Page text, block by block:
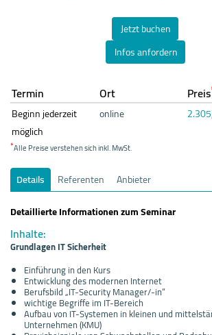
Jetzt buchen
Infos anfordern
Termin Ort Preis
Beginn jederzeit
möglich
online
*Alle Preise verstehen sich inkl. MwSt.
Details Referenten
Anbieter
Detaillierte Informationen zum Seminar
Inhalte:
Grundlagen IT Sicherheit
Einführung in den Kurs
Entwicklung des modernen Internet
Berufsbild „IT-Security Manager/-in“
wichtige Begriffe im IT-Bereich
Aufbau von IT-Systemen in kleinen und
Unternehmen (KMU)